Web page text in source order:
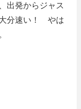
出発からジャス
大分速い！ やは